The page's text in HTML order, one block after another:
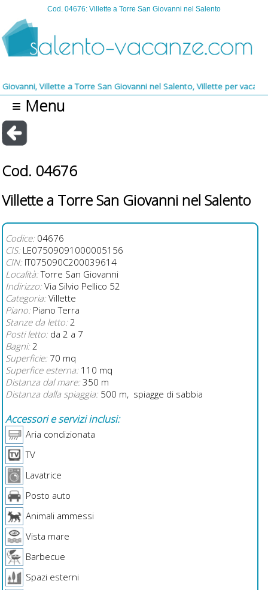
Cod. 04676: Villette a Torre San Giovanni nel Salento
Villette a Torre San Giovanni nel Salento, Villette per vacanze a
≡ Menu
Cod. 04676
Villette a Torre San Giovanni nel Salento
Codice:04676
CIS:LE07509091000005156
CIN:IT075090C200039614
Località: Torre San Giovanni
Indirizzo:Via Silvio Pellico 52
Categoria:Villette
Piano:Piano Terra
Stanze da letto:2
Posti letto:da 2 a 7
Bagni:2
Superficie:70 mq
Superfice esterna:110 mq
Distanza dal mare:350 m
Distanza dalla spiaggia:500 m, spiagge di sabbia
Accessori e servizi inclusi:
Aria condizionata
TV
Lavatrice
Posto auto
Animali ammessi
Vista mare
Barbecue
Spazi esterni